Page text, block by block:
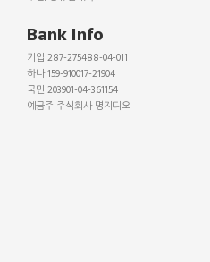
Bank Info
기업 287-275488-04-011
하나 159-910017-21904
국민 203901-04-361154
예금주 주식회사 명지디오